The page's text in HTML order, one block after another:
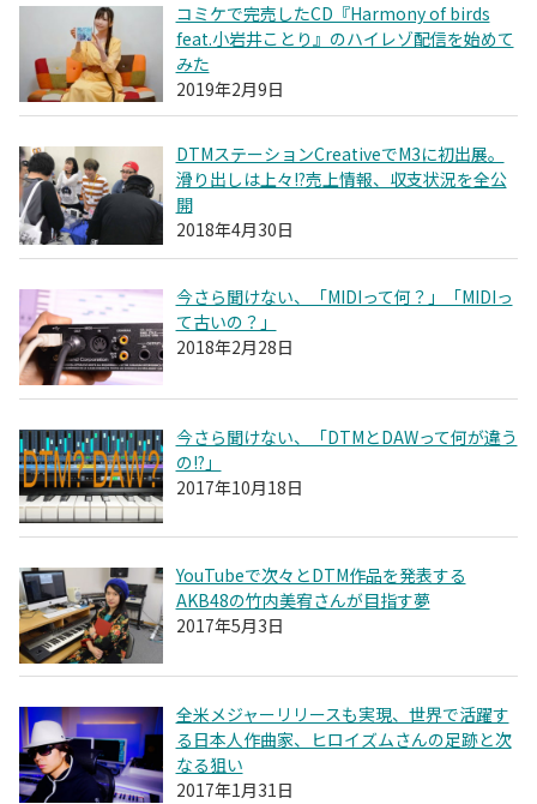
コミケで完売したCD『Harmony of birds
feat.小岩井ことり』のハイレゾ配信を始めて
みた
2019年2月9日
DTMステーションCreativeでM3に初出展。
滑り出しは上々!?売上情報、収支状況を全公
開
2018年4月30日
今さら聞けない、「MIDIって何？」「MIDIっ
て古いの？」
2018年2月28日
今さら聞けない、「DTMとDAWって何が違う
の!?」
2017年10月18日
YouTubeで次々とDTM作品を発表する
AKB48の竹内美宥さんが目指す夢
2017年5月3日
全米メジャーリリースも実現、世界で活躍す
る日本人作曲家、ヒロイズムさんの足跡と次
なる狙い
2017年1月31日